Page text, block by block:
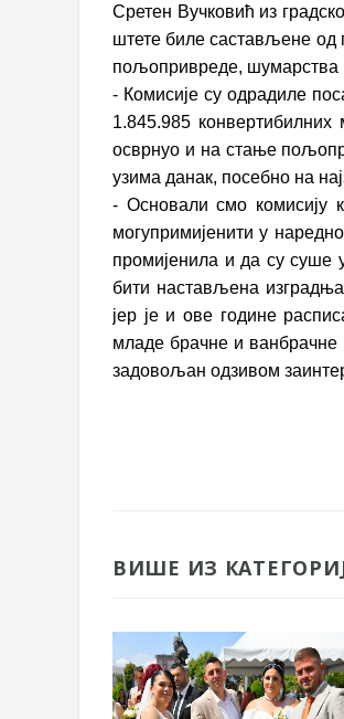
Сретен Вучковић из
штете биле састављене од
пољопривреде, шумарства
- Комисије су одрадиле
1.845.985
осврнуо и на стање
узима данак, посебно на
- Основали смо комисију
могупримијенити у
промијенила и да су суше
бити настављена
јер је и ове године
младе брачне и
задовољан одзивом
ВИШЕ ИЗ